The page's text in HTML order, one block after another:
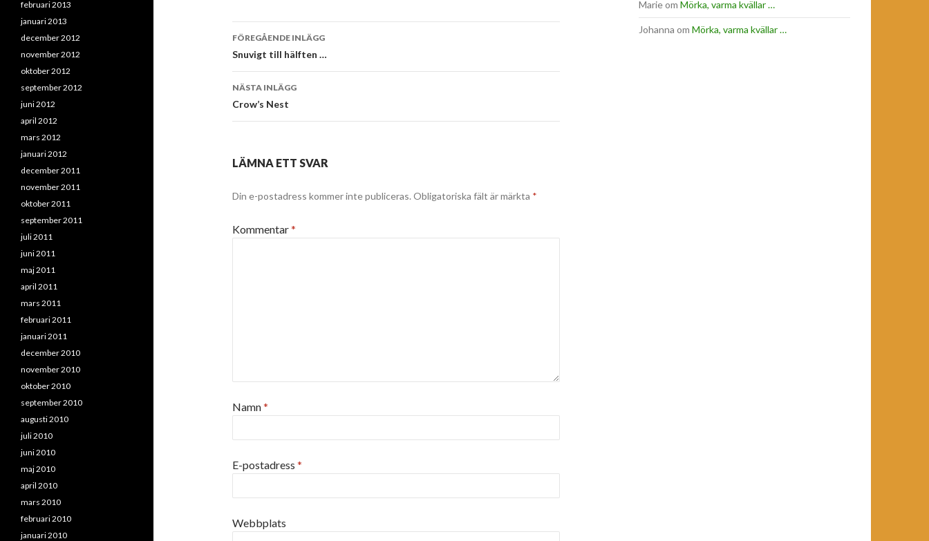
Inläggsnavigering
FÖREGÅENDE INLÄGG
Snuvigt till hälften …
NÄSTA INLÄGG
Crow’s Nest
LÄMNA ETT SVAR
Din e-postadress kommer inte publiceras. Obligatoriska fält är märkta *
Kommentar*
Namn*
E-postadress *
Webbplats
Marieom Mörka, varma kvällar …
Johanna om Mörka, varma kvällar …
februari 2013
januari 2013
december 2012
november 2012
oktober 2012
september 2012
juni 2012
april 2012
mars 2012
januari 2012
december 2011
november 2011
oktober 2011
september 2011
juli 2011
juni 2011
maj 2011
april 2011
mars 2011
februari 2011
januari 2011
december 2010
november 2010
oktober 2010
september 2010
augusti 2010
juli 2010
juni 2010
maj 2010
april 2010
mars 2010
februari 2010
januari 2010